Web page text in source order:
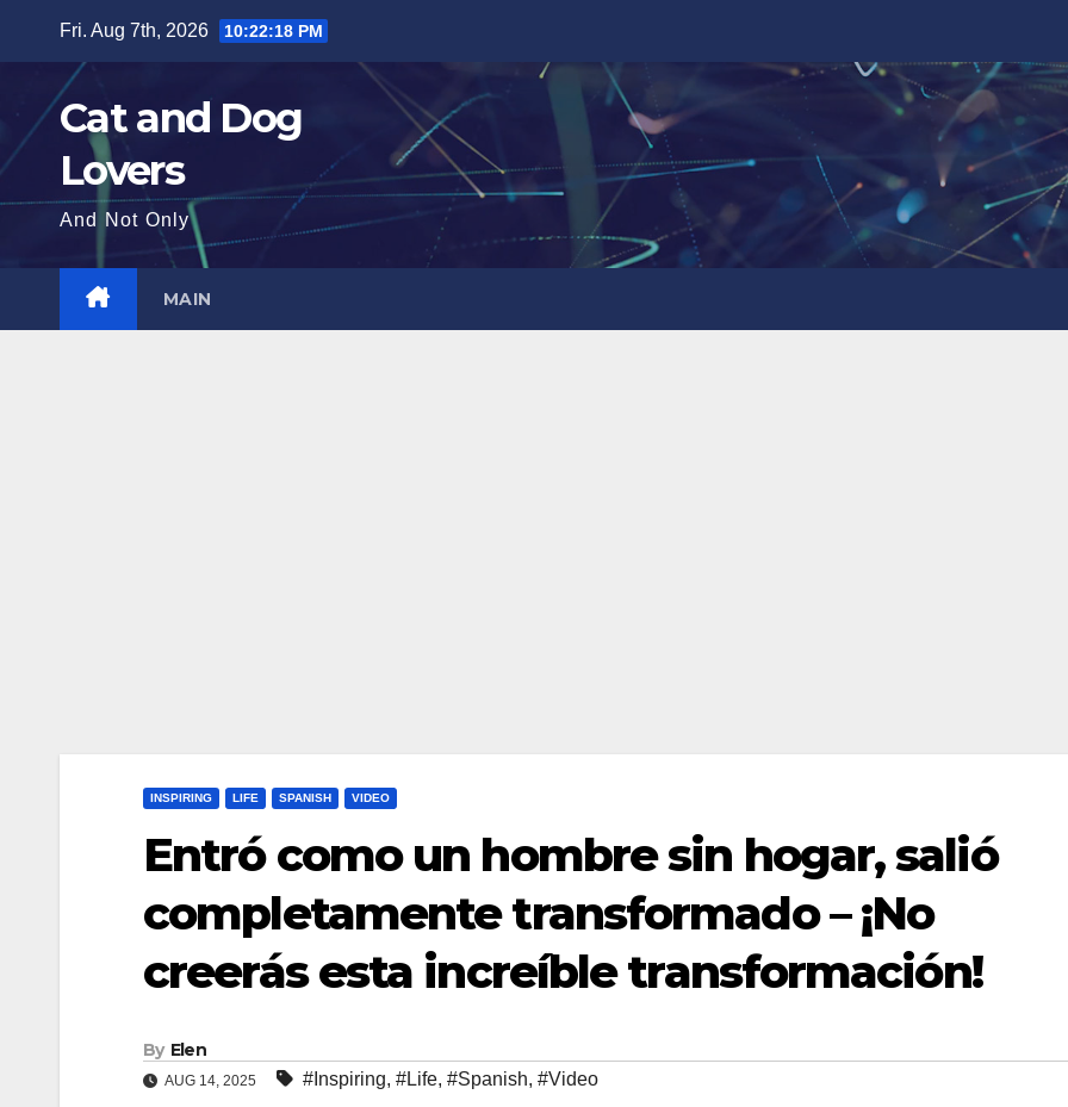
content
Fri. Aug 7th, 2026 10:22:19 PM
Cat and Dog
Lovers
And Not Only
MAIN
INSPIRING LIFE SPANISH VIDEO
Entró como un hombre sin hogar, salió
completamente transformado – ¡No
creerás esta increíble transformación!
By Elen
AUG 14, 2025 #Inspiring, #Life, #Spanish, #Video